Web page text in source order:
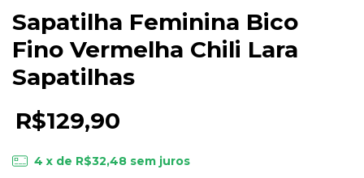
Sapatilha Feminina Bico
Fino Vermelha Chili Lara
Sapatilhas
R$129,90
4 x de R$32,48 sem juros